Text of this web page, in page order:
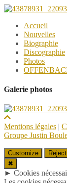
Accueil
Nouvelles
Biographie
Discographie
Photos
Galerie photos
Mentions légales |
Groupe Justin
Customize Reject
✖
► Cookies